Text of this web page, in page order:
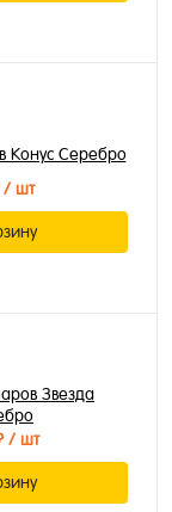
Конус Серебро
/ шт
Звезда
/ шт